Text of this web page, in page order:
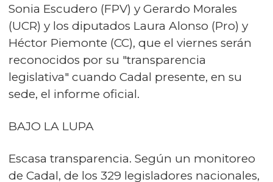
Sonia Escudero (FPV) y Gerardo Morales
(UCR) y los diputados Laura Alonso (Pro) y
Héctor Piemonte (CC), que el viernes serán
reconocidos por su "transparencia
legislativa" cuando Cadal presente, en su
sede, el informe oficial.
BAJO LA LUPA
Escasa transparencia. Según un monitoreo
de Cadal, de los 329 legisladores nacionales,